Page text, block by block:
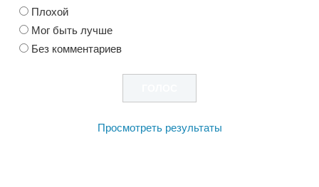
Плохой
Мог быть лучше
Без комментариев
Просмотреть результаты